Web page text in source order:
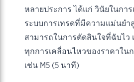
หลายประการ ได้แก่ วินัยในการ
ระบบการเทรดที่มีความแม่นยำ
สามารถในการตัดสินใจที่ฉับไว
ทุกการเคลื่อนไหวของราคาใน
เช่น M5 (5 นาที)